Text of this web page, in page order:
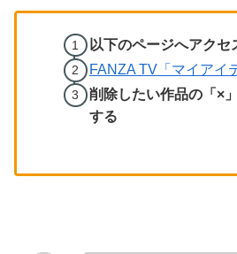
以下のページへアクセ
FANZA TV「マイアイ
削除したい作品の「×
する